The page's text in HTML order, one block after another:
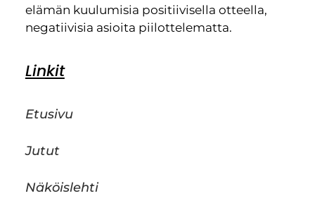
elämän kuulumisia positiivisella otteella,
negatiivisia asioita piilottelematta.
Linkit
Etusivu
Jutut
Näköislehti